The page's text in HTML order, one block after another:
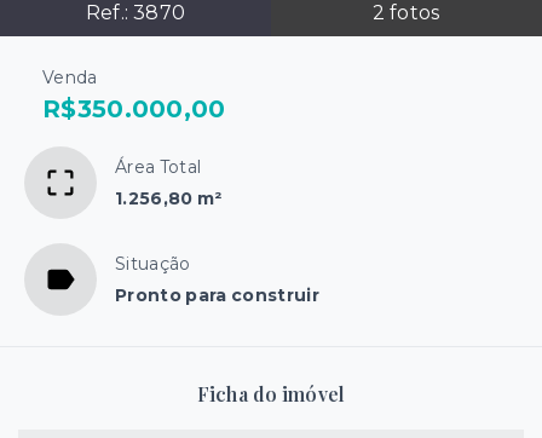
Ref.: 3870 2 fotos
Venda
R$350.000,00
Área Total
1.256,80 m²
Situação
Pronto para construir
Ficha do imóvel